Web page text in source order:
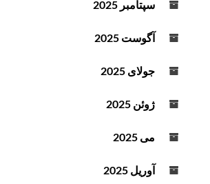
سپتامبر 2025
آگوست 2025
جولای 2025
ژوئن 2025
می 2025
آوریل 2025